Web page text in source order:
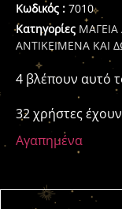
Κωδικός : 7010
Κατηγορίες
ΑΝΤΙΚΕΙΜΕΝΑ ΚΑΙ
4 βλέπουν αυτό
32 χρήστες
Αγαπημένα